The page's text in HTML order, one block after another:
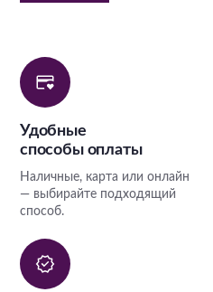
Удобные
способы оплаты
Наличные, карта или онлайн
— выбирайте подходящий
способ.